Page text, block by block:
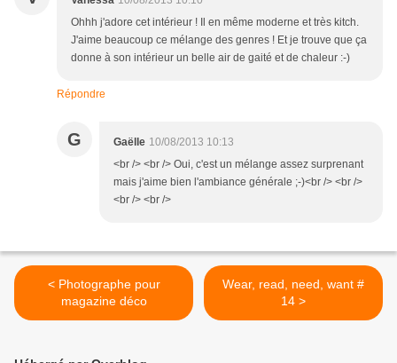
Ohhh j'adore cet intérieur ! Il en même moderne et très kitch.
J'aime beaucoup ce mélange des genres ! Et je trouve que ça
donne à son intérieur un belle air de gaité et de chaleur :-)
Répondre
G Gaëlle 10/08/2013 10:13
<br /> <br /> Oui, c'est un mélange assez surprenant
mais j'aime bien l'ambiance générale ;-)<br /> <br />
<br /> <br />
< Photographe pour
magazine déco
Wear, read, need, want #
14 >